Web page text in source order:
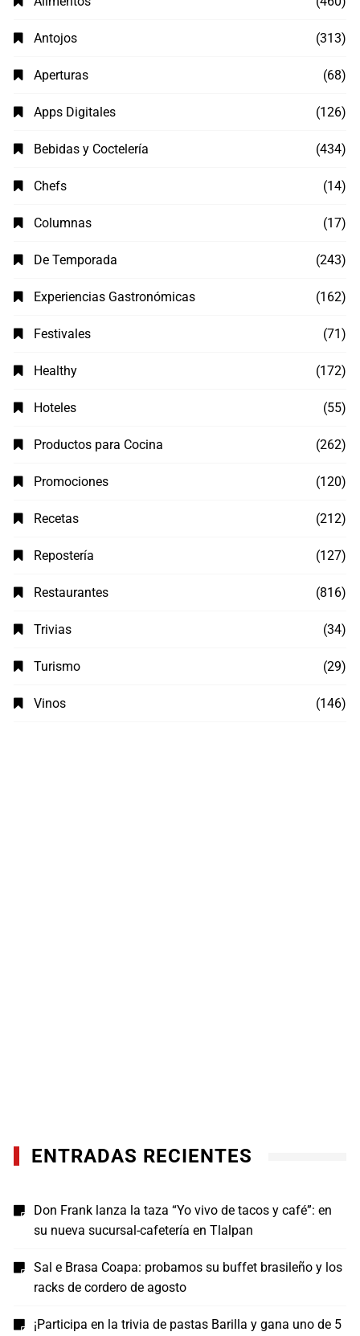
Antojos (313)
Aperturas (68)
Apps Digitales (126)
Bebidas y Coctelería (434)
Chefs (14)
Columnas (17)
De Temporada (243)
Experiencias Gastronómicas (162)
Festivales (71)
Healthy (172)
Hoteles (55)
Productos para Cocina (262)
Promociones (120)
Recetas (212)
Repostería (127)
Restaurantes (816)
Trivias (34)
Turismo (29)
Vinos (146)
ENTRADAS RECIENTES
Don Frank lanza la taza “Yo vivo de tacos y café”: en
su nueva sucursal-cafetería en Tlalpan
Sal e Brasa Coapa: probamos su buffet brasileño y los
racks de cordero de agosto
¡Participa en la trivia de pastas Barilla y gana uno de 5